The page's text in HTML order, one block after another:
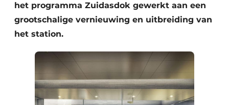
het programma Zuidasdok gewerkt aan een
grootschalige vernieuwing en uitbreiding van
het station.